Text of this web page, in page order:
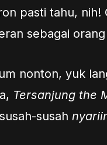
pasti tahu, nih!
sebagai
nonton, yuk
Tersanjung the
susah